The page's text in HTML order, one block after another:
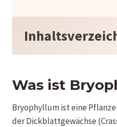
Was ist
Bryophyllum ist eine
der Dickblattgewächse